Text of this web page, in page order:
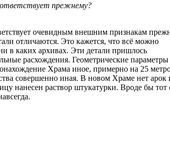
прежнему?
очевидным внешним признакам
отличаются. Это кажется, что всё можно
в каких архивах. Эти детали пришлось
расхождения. Геометрические параметры
Храма иное, примерно на 25
совершенно иная. В новом Храме нет арок
нанесен раствор штукатурки. Вроде бы